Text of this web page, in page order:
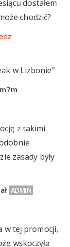
dostałem
chodzić?
w Lizbonie”
z takimi
zasady były
w tej promocji,
wskoczyła